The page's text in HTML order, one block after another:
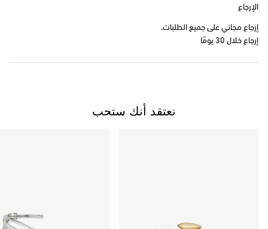
الإرجاع
إرجاع مجاني على جميع الطلبات.
إرجاع خلال 30 يومًا
نعتقد أنك ستحب